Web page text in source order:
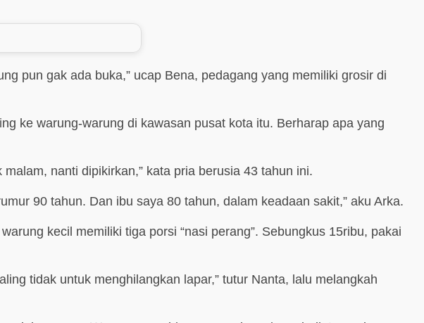
pun gak ada buka,” ucap Bena, pedagang yang memiliki grosir di
ke warung-warung di kawasan pusat kota itu. Berharap apa yang
nanti dipikirkan,” kata pria berusia 43 tahun ini.
90 tahun. Dan ibu saya 80 tahun, dalam keadaan sakit,” aku Arka.
kecil memiliki tiga porsi “nasi perang”. Sebungkus 15ribu, pakai
tidak untuk menghilangkan lapar,” tutur Nanta, lalu melangkah